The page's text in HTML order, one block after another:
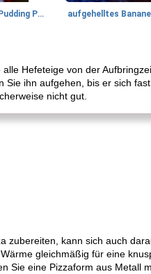
"King of Rock" gefrorene Pudding Pops aufgehelltes
alle Hefeteige von der
Sie ihn aufgehen, bis er sich
nicht gut.
zubereiten, kann sich auch
gleichmäßig für eine
Sie eine Pizzaform aus Metall